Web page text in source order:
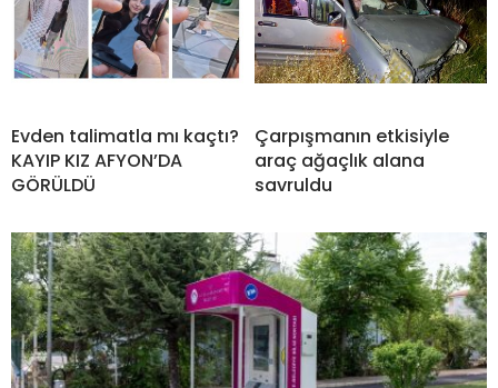
Evden talimatla mı kaçtı?
KAYIP KIZ AFYON’DA
GÖRÜLDÜ
Çarpışmanın etkisiyle
araç ağaçlık alana
savruldu